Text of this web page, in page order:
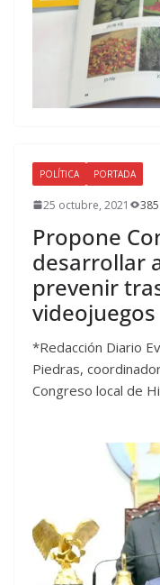
POLÍTICA PORTADA
25 octubre, 2021
Propone
desarrollar
prevenir
videojuegos
*Redacción Diario
Piedras,
Congreso local de